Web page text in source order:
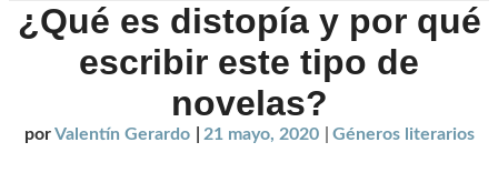
¿Qué es distopía y por qué
escribir este tipo de
novelas?
por Valentín Gerardo 21 mayo, 2020 Géneros literarios